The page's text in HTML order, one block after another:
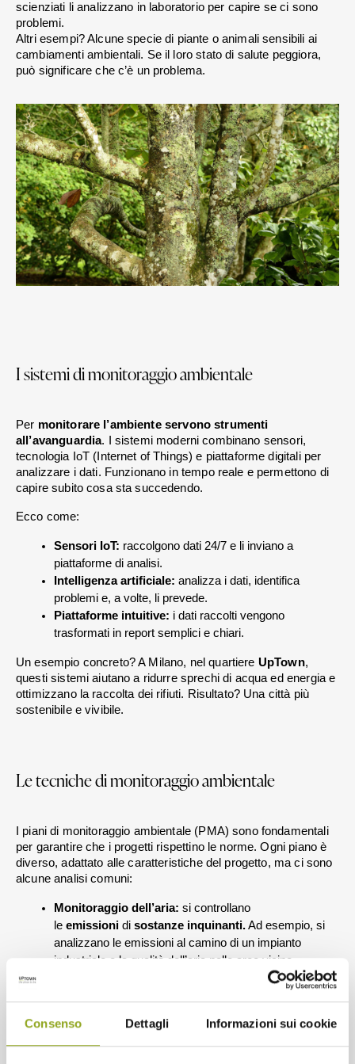
Consenso Dettagli Informazioni sui cookie
scienziati li analizzano in laboratorio per capire se ci sono
problemi.
Altri esempi? Alcune specie di piante o animali sensibili ai
cambiamenti ambientali. Se il loro stato di salute peggiora,
può significare che c’è un problema.
I sistemi di monitoraggio ambientale
Per monitorare l’ambiente servono strumenti
all’avanguardia. I sistemi moderni combinano sensori,
tecnologia IoT (Internet of Things) e piattaforme digitali per
analizzare i dati. Funzionano in tempo reale e permettono di
capire subito cosa sta succedendo.
Ecco come:
Sensori IoT: raccolgono dati 24/7 e li inviano a
piattaforme di analisi.
Intelligenza artificiale: analizza i dati, identifica
problemi e, a volte, li prevede.
Piattaforme intuitive: i dati raccolti vengono
trasformati in report semplici e chiari.
Un esempio concreto? A Milano, nel quartiere UpTown,
questi sistemi aiutano a ridurre sprechi di acqua ed energia e
ottimizzano la raccolta dei rifiuti. Risultato? Una città più
sostenibile e vivibile.
Le tecniche di monitoraggio ambientale
I piani di monitoraggio ambientale (PMA) sono fondamentali
per garantire che i progetti rispettino le norme. Ogni piano è
diverso, adattato alle caratteristiche del progetto, ma ci sono
alcune analisi comuni:
Monitoraggio dell’aria: si controllano
le emissioni di sostanze inquinanti. Ad esempio, si
analizzano le emissioni al camino di un impianto
industriale o la qualità dell’aria nelle aree vicine.
si studia il terreno per
suolo trasportate dal vento.
Monitoraggio delle acque: si analizzano le variazioni